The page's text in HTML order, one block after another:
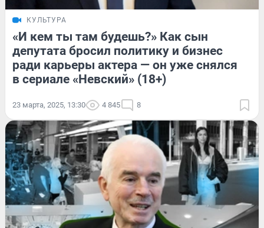
КУЛЬТУРА
«И кем ты там будешь?» Как сын
депутата бросил политику и бизнес
ради карьеры актера — он уже снялся
в сериале «Невский» (18+)
23 марта, 2025, 13:30 4 845 8